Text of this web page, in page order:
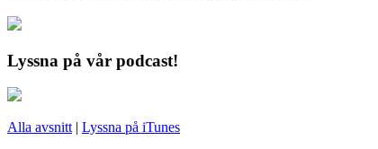
Lyssna på vår podcast!
Alla avsnitt | Lyssna på iTunes